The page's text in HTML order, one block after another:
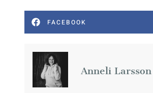
FACEBOOK
Anneli Larsson